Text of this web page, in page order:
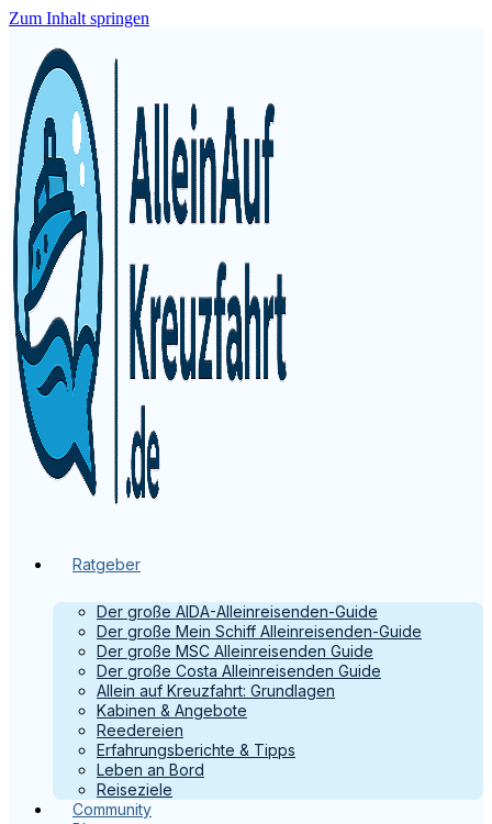
Zum Inhalt springen
Ratgeber
Der große AIDA-Alleinreisenden-Guide
Der große Mein Schiff Alleinreisenden-Guide
Der große MSC Alleinreisenden Guide
Der große Costa Alleinreisenden Guide
Allein auf Kreuzfahrt: Grundlagen
Kabinen & Angebote
Reedereien
Erfahrungsberichte & Tipps
Leben an Bord
Reiseziele
Community